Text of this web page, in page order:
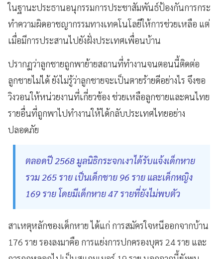
ในฐานะประธานอนุกรรมการประชาสัมพันธ์ป้องกันการกระ
ทำความผิดอาชญากรรมทางเทคโนโลยีให้การช่วยเหลือ แต่
เมื่อมีการประสานไปยังฝั่งประเทศเพื่อนบ้าน
ปรากฏว่าลูกชายถูกพาย้ายสถานที่ทำงานจนตอนนี้ติดต่อ
ลูกชายไม่ได้ ยังไม่รู้ว่าลูกชายจะเป็นตายร้ายดีอย่างไร จึงขอ
วิงวอนให้หน่วยงานที่เกี่ยวข้อง ช่วยเหลือลูกชายและคนไทย
รายอื่นที่ถูกพาไปทำงานให้ได้กลับประเทศไทยอย่าง
ปลอดภัย
ตลอดปี 2568 มูลนิธิกระจกเงาได้รับแจ้งเด็กหาย
รวม 265 ราย เป็นเด็กชาย 96 ราย และเด็กหญิง
169 ราย โดยมีเด็กหาย 47 รายที่ยังไม่พบตัว
สาเหตุหลักของเด็กหาย ได้แก่ การสมัครใจหนีออกจากบ้าน
176 ราย รองลงมาคือ การแย่งการปกครองบุตร 24 ราย และ